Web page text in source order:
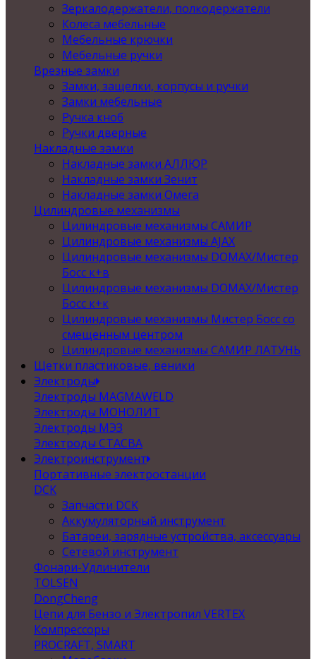
Зеркалодержатели, полкодержатели
Колеса мебельные
Мебельные крючки
Мебельные ручки
Врезные замки
Замки, защелки, корпусы и ручки
Замки мебельные
Ручка кноб
Ручки дверные
Накладные замки
Накладные замки АЛЛЮР
Накладные замки Зенит
Накладные замки Омега
Цилиндровые механизмы
Цилиндровые механизмы САМИР
Цилиндровые механизмы AJAX
Цилиндровые механизмы DOMAX/Мистер
Босс к+в
Цилиндровые механизмы DOMAX/Мистер
Босс к+к
Цилиндровые механизмы Мистер Босс со
смещенным центром
Цилиндровые механизмы САМИР ЛАТУНЬ
Щетки пластиковые, веники
Электроды
Электроды MAGMAWELD
Электроды МОНОЛИТ
Электроды МЭЗ
Электроды СТАСВА
Электроинструмент
Портативные электростанции
DCK
Запчасти DCK
Аккумуляторный инструмент
Батареи, зарядные устройства, аксессуары
Сетевой инструмент
Фонари-Удлинители
TOLSEN
DongCheng
Цепи для Бензо и Электропил VERTEX
Компрессоры
PROCRAFT, SMART